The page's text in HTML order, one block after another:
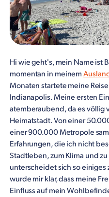
Hi wie geht's, mein Name ist
momentan in meinem
Monaten startete meine
Indianapolis. Meine ersten
atemberaubend, da es völlig
Heimatstadt. Von einer
einer 900.000 Metropole
Erfahrungen, die ich nicht
Stadtleben, zum Klima und
unterscheidet sich so einiges
wurde mir klar, dass meine
Einfluss auf mein